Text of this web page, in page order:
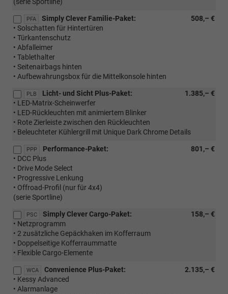
(serie Sportline)
PFA 508,– €
Simply Clever Familie-Paket:
• Solschatten für Hintertüren
• Türkantenschutz
• Abfalleimer
• Tablethalter
• Seitenairbags hinten
• Aufbewahrungsbox für die Mittelkonsole hinten
PLB 1.385,– €
Licht- und Sicht Plus-Paket:
• LED-Matrix-Scheinwerfer
• LED-Rückleuchten mit animiertem Blinker
• Rote Zierleiste zwischen den Rückleuchten
• Beleuchteter Kühlergrill mit Unique Dark Chrome Details
PPP 801,– €
Performance-Paket:
• DCC Plus
• Drive Mode Select
• Progressive Lenkung
• Offroad-Profil (nur für 4x4)
(serie Sportline)
PSC 158,– €
Simply Clever Cargo-Paket:
• Netzprogramm
• 2 zusätzliche Gepäckhaken im Kofferraum
• Doppelseitige Kofferraummatte
• Flexible Cargo-Elemente
WCA 2.135,– €
Convenience Plus-Paket:
• Kessy Advanced
• Alarmanlage